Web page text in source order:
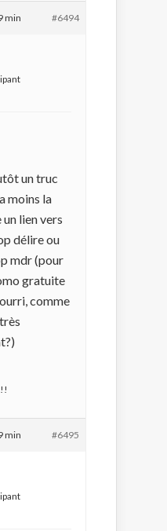
min #6494
un truc
moins la
lien vers
délire ou
mdr (pour
gratuite
comme
min #6495